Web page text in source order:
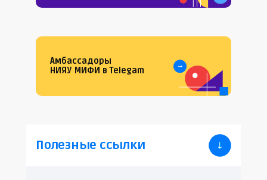
Амбассадоры
НИЯУ МИФИ в Telegam
Полезные ссылки